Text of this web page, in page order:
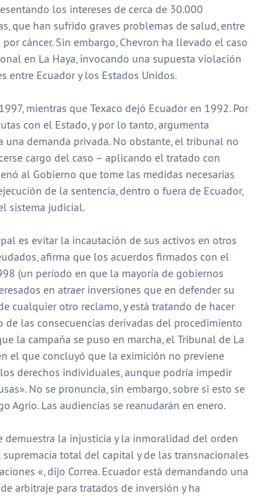
los intereses de cerca de 30.000
que han sufrido graves problemas de salud, entre
cáncer. Sin embargo, Chevron ha llevado el caso
en La Haya, invocando una supuesta violación
entre Ecuador y los Estados Unidos.
mientras que Texaco dejó Ecuador en 1992. Por
con el Estado, y por lo tanto, argumenta
una demanda privada. No obstante, el tribunal no
cargo del caso – aplicando el tratado con
al Gobierno que tome las medidas necesarias
de la sentencia, dentro o fuera de Ecuador,
sistema judicial.
es evitar la incautación de sus activos en otros
afirma que los acuerdos firmados con el
(un período en que la mayoría de gobiernos
​​en atraer inversiones que en defender su
cualquier otro reclamo, y está tratando de hacer
las consecuencias derivadas del procedimiento
la campaña se puso en marcha, el Tribunal de La
el que concluyó que la eximición no previene
derechos individuales, aunque podría impedir
No se pronuncia, sin embargo, sobre si esto se
Agrio. Las audiencias se reanudarán en enero.
demuestra la injusticia y la inmoralidad del orden
total del capital y de las transnacionales
«, dijo Correa. Ecuador está demandando una
arbitraje para tratados de inversión y ha